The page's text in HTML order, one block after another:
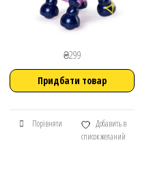
₴299
Придбати товар
Порівняти
Добавить в
список желаний